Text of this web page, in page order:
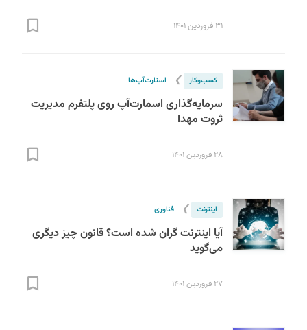
۳۱ فروردین ۱۴۰۱
کسب‌و‌کار ❯ استارت‌آپ‌ها
سرمایه‌گذاری اسمارت‌آپ روی پلتفرم مدیریت
ثروت مهدا
۲۸ فروردین ۱۴۰۱
اینترنت ❯ فناوری
آیا اینترنت گران شده است؟ قانون چیز دیگری
می‌گوید
۲۷ فروردین ۱۴۰۱